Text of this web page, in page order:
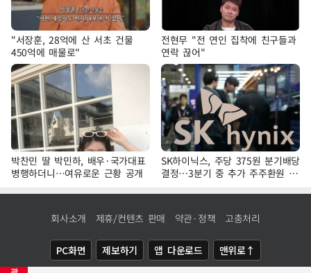
"서장훈, 28억에 산 서초 건물
450억에 매물로"
전현무 "전 연인 집착에 친구들과
연락 끊어"
박찬민 딸 박민하, 배우·국가대표
병행하더니…여유로운 근황 공개
SK하이닉스, 주당 375원 분기배당
결정…3분기 중 추가 주주환원 발
표
회사소개 제휴/컨텐츠 판매 약관·정책 고충처리
PC화면 제보하기 앱 다운로드 맨위로↑